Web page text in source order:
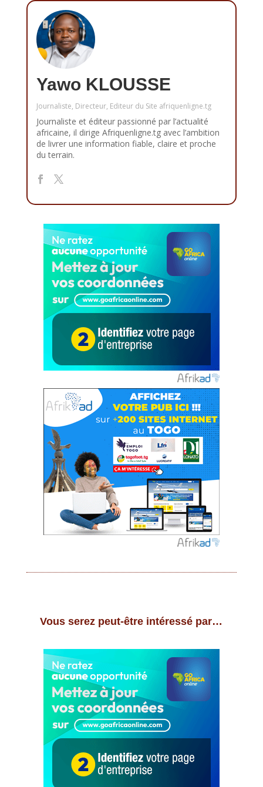
Yawo KLOUSSE
Journaliste, Directeur, Editeur du Site afriquenligne.tg
Journaliste et éditeur passionné par l’actualité
africaine, il dirige Afriquenligne.tg avec l’ambition
de livrer une information fiable, claire et proche
du terrain.
Vous serez peut-être intéressé par…